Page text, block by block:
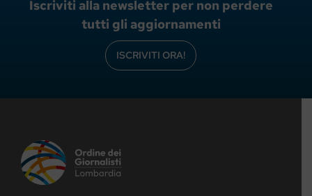
Iscriviti alla newsletter per non perdere
tutti gli aggiornamenti
ISCRIVITI ORA!